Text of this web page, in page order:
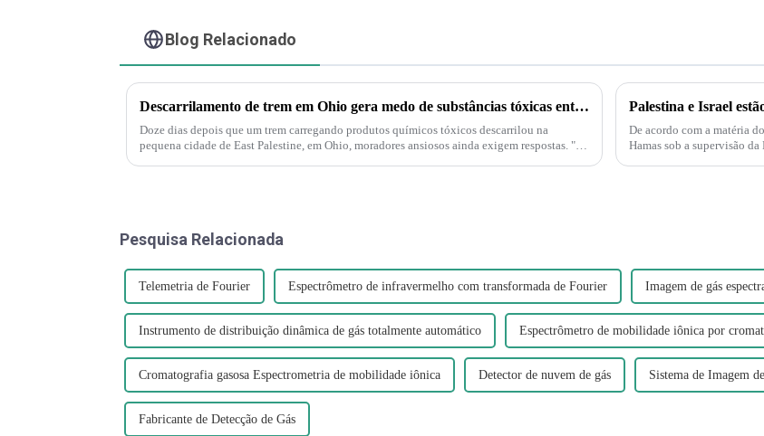
Blog Relacionado
Descarrilamento de trem em Ohio gera medo de substâncias tóxicas entre moradores de cidade pequena.
Doze dias depois que um trem carregando produtos químicos tóxicos descarrilou na
pequena cidade de East Palestine, em Ohio, moradores ansiosos ainda exigem respostas. "É
De acordo com a matéria
Hamas sob a supervisão
Pesquisa Relacionada
Telemetria de Fourier Espectrômetro de infravermelho com transformada de Fourier Imagem de gás
Instrumento de distribuição dinâmica de gás totalmente automático Espectrômetro de mobilidade iônica por
Cromatografia gasosa Espectrometria de mobilidade iônica Detector de nuvem de gás Sistema de Imagem
Fabricante de Detecção de Gás